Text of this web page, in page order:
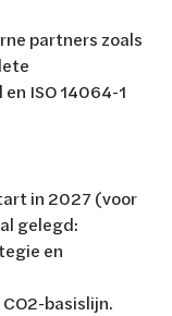
partners zoals
ISO 14064-1
in 2027 (voor
gelegd:
en
basislijn.